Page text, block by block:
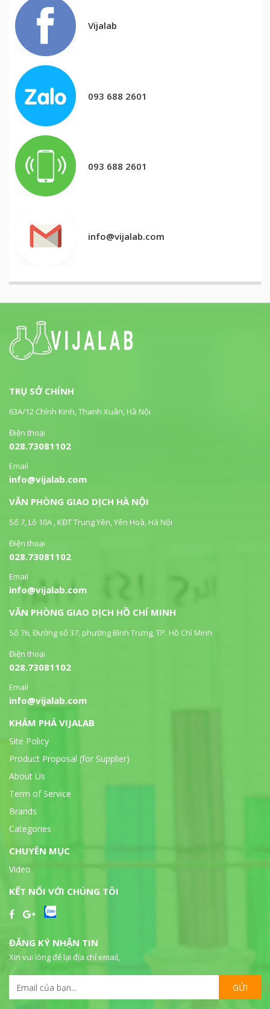
Vijalab
093 688 2601
093 688 2601
info@vijalab.com
TRỤ SỞ CHÍNH
63A/12 Chính Kinh, Thanh Xuân, Hà Nội
Điện thoại
028.73081102
Email
info@vijalab.com
VĂN PHÒNG GIAO DỊCH HÀ NỘI
Số 7, Lô 10A , KĐT Trung Yên, Yên Hoà, Hà Nội
Điện thoại
028.73081102
Email
info@vijalab.com
VĂN PHÒNG GIAO DỊCH HỒ CHÍ MINH
Số 76, Đường số 37, phường Bình Trưng, TP. Hồ Chí Minh
Điện thoại
028.73081102
Email
info@vijalab.com
KHÁM PHÁ VIJALAB
Site Policy
Product Proposal (for Supplier)
About Us
Term of Service
Brands
Categories
CHUYÊN MỤC
Video
KẾT NỐI VỚI CHÚNG TÔI
ĐĂNG KÝ NHẬN TIN
Xin vui lòng để lại địa chỉ email,
GỬI